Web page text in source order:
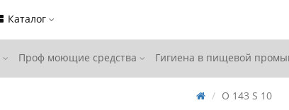
Каталог
Проф моющие средства Гигиена в пищевой
O 143 S 10